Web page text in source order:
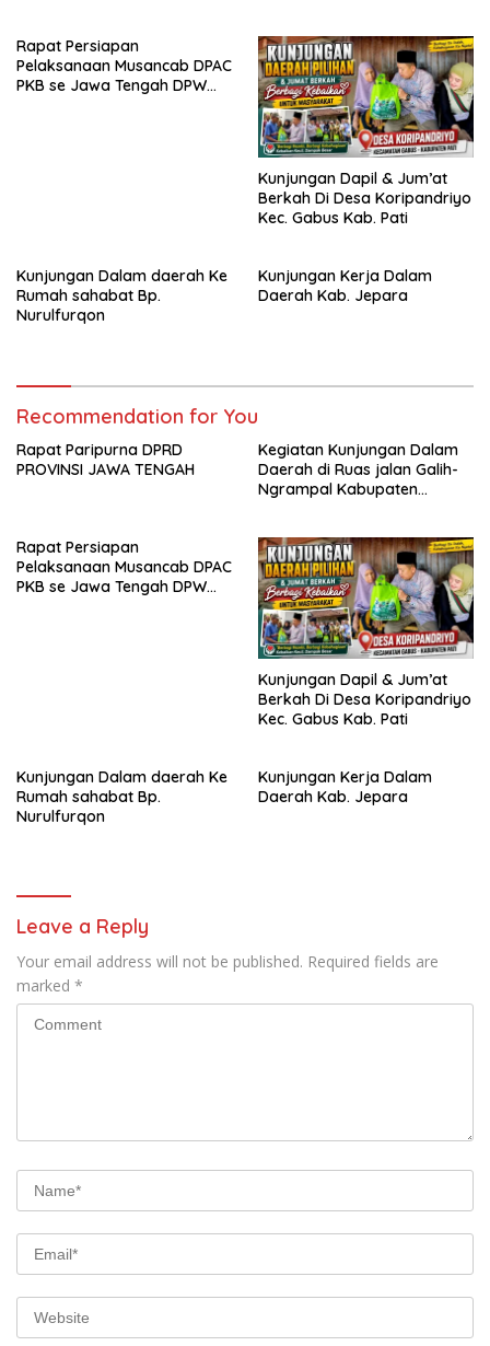
Rapat Persiapan
Pelaksanaan Musancab DPAC
PKB se Jawa Tengah DPW
Kunjungan Dapil & Jum’at
Berkah Di Desa Koripandriyo
Kec. Gabus Kab. Pati
Kunjungan Dalam daerah Ke
Rumah sahabat Bp.
Nurulfurqon
Kunjungan Kerja Dalam
Daerah Kab. Jepara
Recommendation for You
Rapat Paripurna DPRD
PROVINSI JAWA TENGAH
Kegiatan Kunjungan Dalam
Daerah di Ruas jalan Galih-
Ngrampal Kabupaten
Rapat Persiapan
Pelaksanaan Musancab DPAC
PKB se Jawa Tengah DPW
Kunjungan Dapil & Jum’at
Berkah Di Desa Koripandriyo
Kec. Gabus Kab. Pati
Kunjungan Dalam daerah Ke
Rumah sahabat Bp.
Nurulfurqon
Kunjungan Kerja Dalam
Daerah Kab. Jepara
Leave a Reply
Your email address will not be published. Required fields are
marked *